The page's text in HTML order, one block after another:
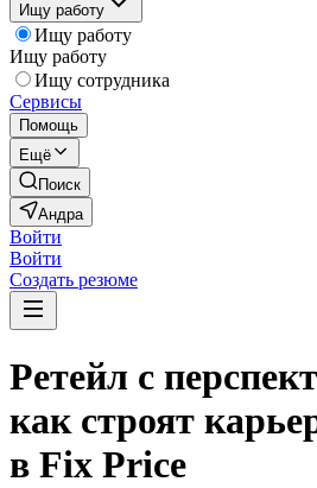
Ищу работу
Ищу работу
Ищу работу
Ищу сотрудника
Сервисы
Помощь
Ещё
Поиск
Андра
Войти
Войти
Создать резюме
Ретейл с
как строят
в Fix Price